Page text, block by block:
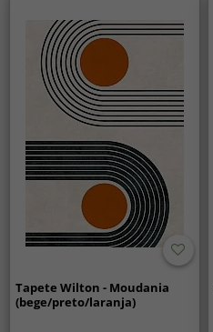
Tapete Wilton - Moudania
(bege/preto/laranja)